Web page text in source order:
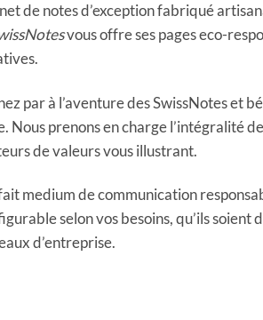
de notes d’exception fabriqué
vous offre ses pages eco-
par à l’aventure des SwissNotes et
Nous prenons en charge l’intégralité
de valeurs vous illustrant.
medium de communication
selon vos besoins, qu’ils soient
d’entreprise.